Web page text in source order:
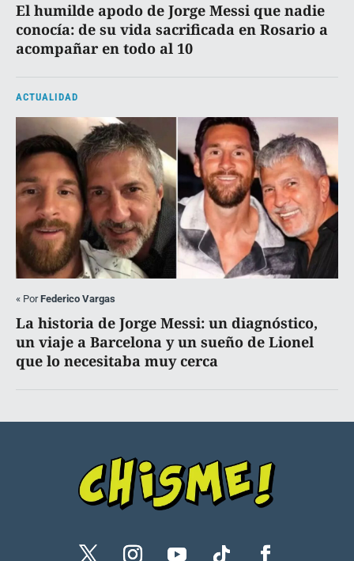
El humilde apodo de Jorge Messi que nadie
conocía: de su vida sacrificada en Rosario a
acompañar en todo al 10
ACTUALIDAD
« PorFederico Vargas
La historia de Jorge Messi: un diagnóstico,
un viaje a Barcelona y un sueño de Lionel
que lo necesitaba muy cerca